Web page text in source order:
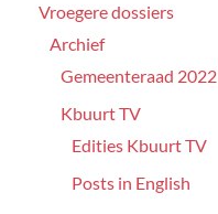
Vroegere dossiers
Archief
Gemeenteraad 2022
Kbuurt TV
Edities Kbuurt TV
Posts in English